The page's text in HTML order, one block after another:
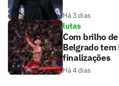
Há 3 dias
lutas
Com brilho
Belgrado tem
finalizações
Há 4 dias